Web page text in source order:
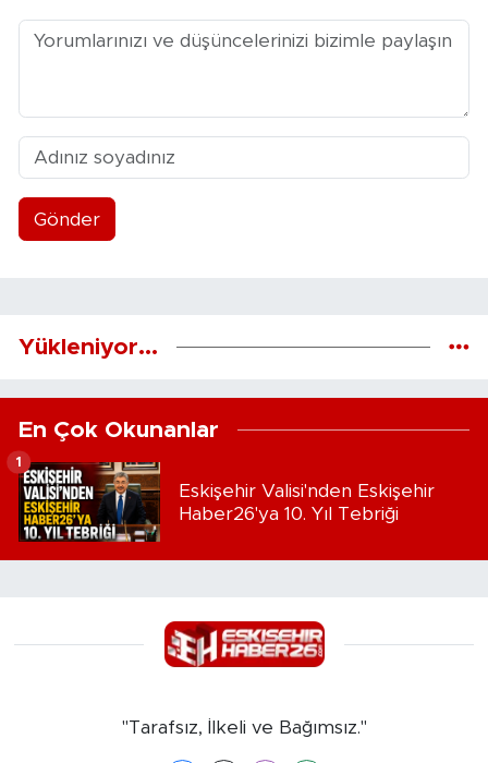
Gönder
Yükleniyor...
En Çok Okunanlar
Eskişehir Valisi'nden Eskişehir
Haber26'ya 10. Yıl Tebriği
1
"Tarafsız, İlkeli ve Bağımsız."